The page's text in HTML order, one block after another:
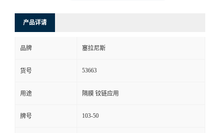
产品详请
品牌 塞拉尼斯
货号 53663
用途 隔膜 铰链应用
牌号 103-50